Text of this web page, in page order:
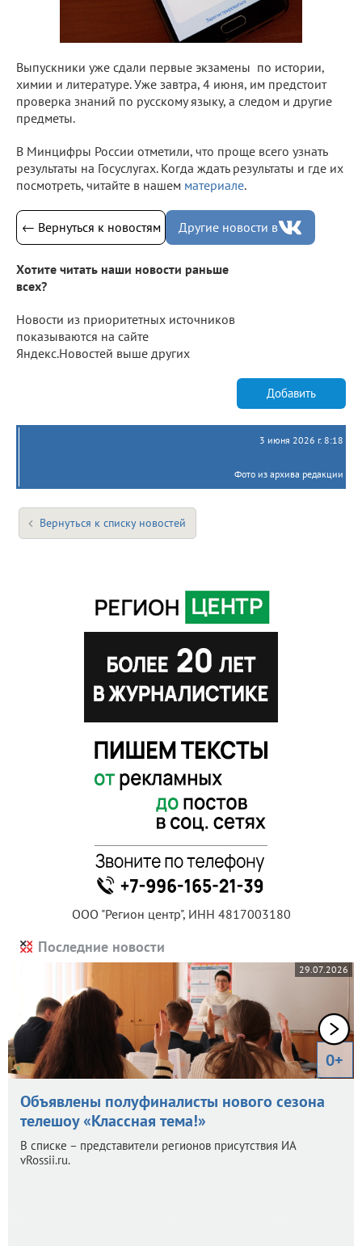
Выпускники уже сдали первые экзамены по истории,
химии и литературе. Уже завтра, 4 июня, им предстоит
проверка знаний по русскому языку, а следом и другие
предметы.
В Минцифры России отметили, что проще всего узнать
результаты на Госуслугах. Когда ждать результаты и где их
посмотреть, читайте в нашем материале.
← Вернуться к новостям Другие новости в
Хотите читать наши новости раньше
всех?
Новости из приоритетных источников
показываются на сайте
Яндекс.Новостей выше других
Добавить
3 июня 2026 г. 8:18
Фото из архива редакции
Вернуться к списку новостей
ООО "Регион центр", ИНН 4817003180
Последние новости
29.07.2026
0+
Объявлены полуфиналисты нового сезона
телешоу «Классная тема!»
В списке – представители регионов присутствия ИА
vRossii.ru.